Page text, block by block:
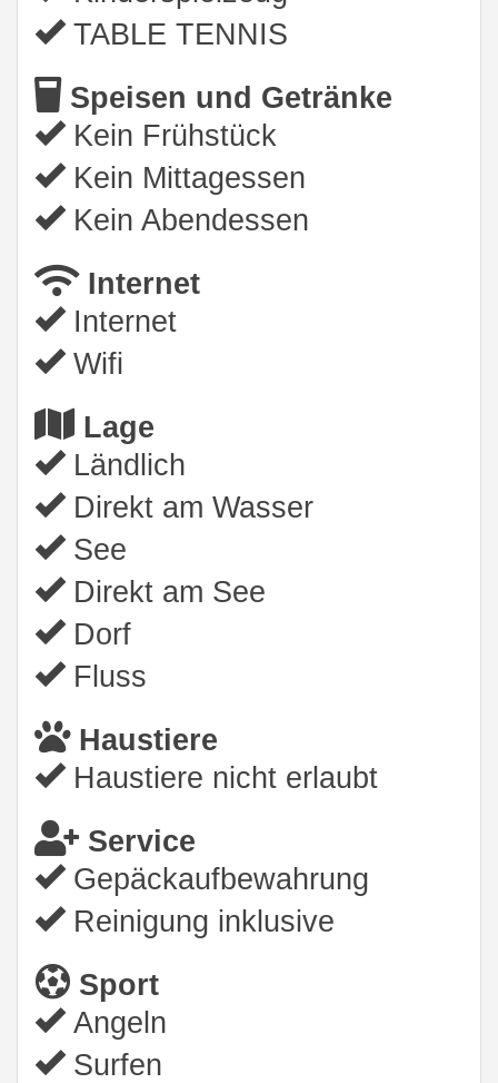
TABLE TENNIS
Speisen und Getränke
Kein Frühstück
Kein Mittagessen
Kein Abendessen
Internet
Internet
Wifi
Lage
Ländlich
Direkt am Wasser
See
Direkt am See
Dorf
Fluss
Haustiere
Haustiere nicht erlaubt
Service
Gepäckaufbewahrung
Reinigung inklusive
Sport
Angeln
Surfen